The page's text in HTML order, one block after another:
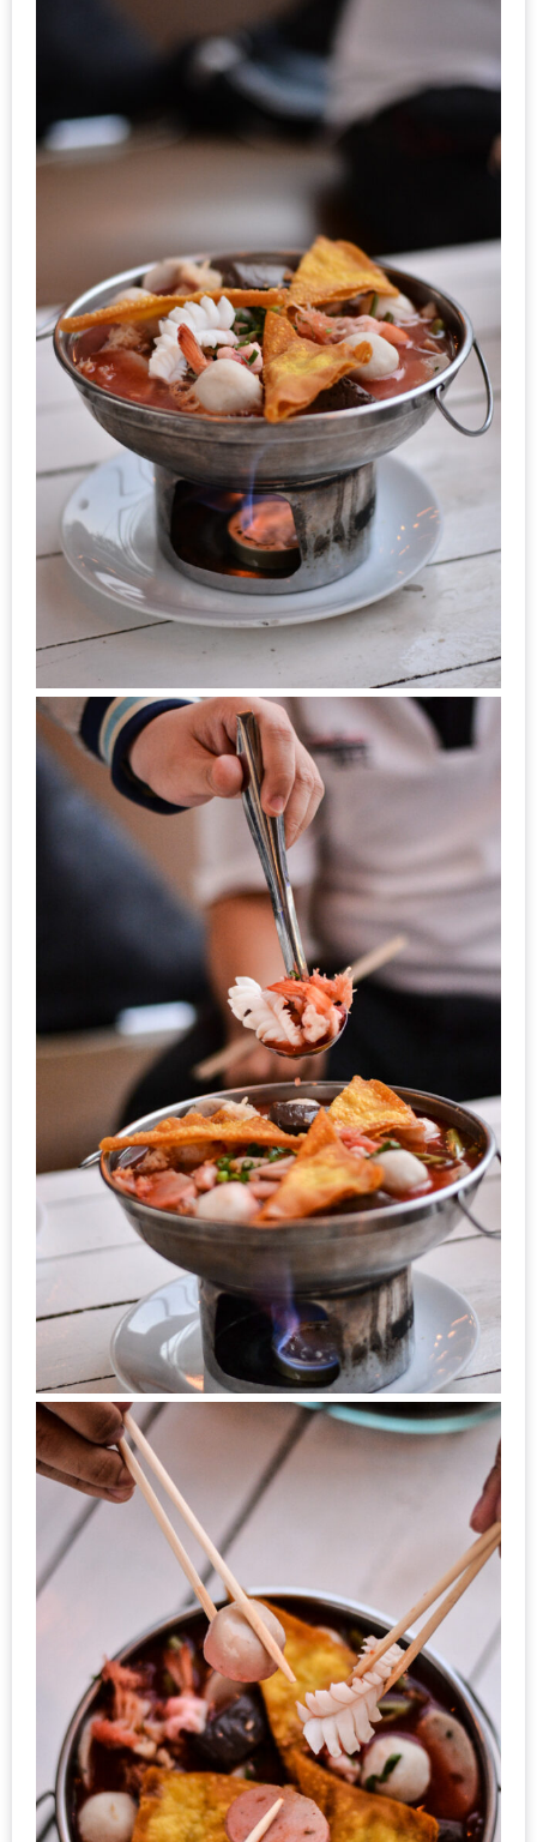
อาหาร
ใจ
ภาพ
HUAWEI
G7
PLUS
สมา
ร์ท
โฟน
เอาใจ
ขา
กิน
โดย
อิ่ม
ไม่
อั้น
กิน
ไม่
ยั้ง
กระทะ
ทะเล
เผา
เชียงใหม่
งบ
ไม่
บาน
ปลาย
ไม่
300
บาท
เกี่ยว
กับ
เว็บ
น้า
เจ้าของ
ร้าน
แนะนำ
ร้าน
เพื่อน